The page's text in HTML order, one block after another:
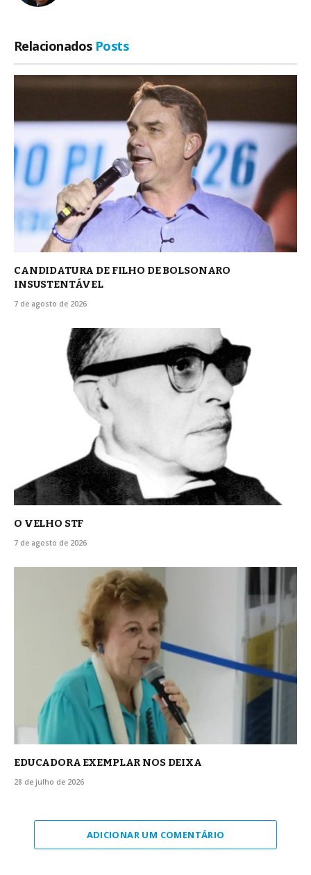
Relacionados Posts
CANDIDATURA DE FILHO DE BOLSONARO
INSUSTENTÁVEL
7 de agosto de 2026
O VELHO STF
7 de agosto de 2026
EDUCADORA EXEMPLAR NOS DEIXA
28 de julho de 2026
ADICIONAR UM COMENTÁRIO